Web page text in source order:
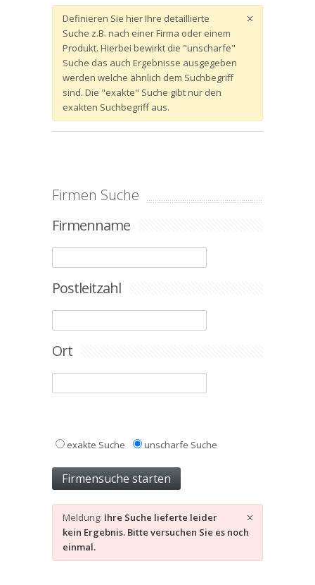
Definieren Sie hier Ihre detaillierte
Suche z.B. nach einer Firma oder einem
Produkt. Hierbei bewirkt die "unscharfe"
Suche das auch Ergebnisse ausgegeben
werden welche ähnlich dem Suchbegriff
sind. Die "exakte" Suche gibt nur den
exakten Suchbegriff aus.
Firmen Suche
Firmenname
Postleitzahl
Ort
exakte Suche unscharfe Suche
Meldung: Ihre Suche lieferte leider
kein Ergebnis. Bitte versuchen Sie es noch
einmal.